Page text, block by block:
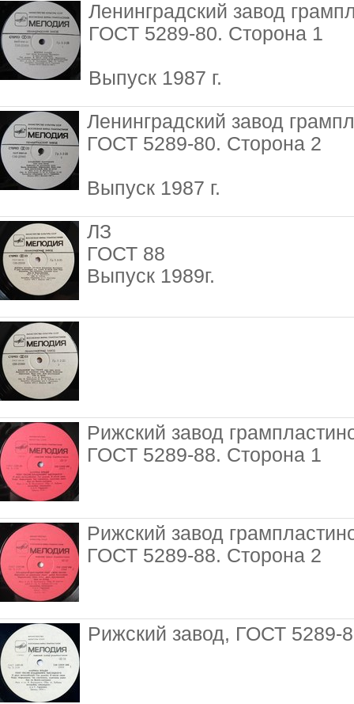
Ленинградский завод
ГОСТ 5289-80. Сторона 1
Выпуск 1987 г.
Ленинградский завод
ГОСТ 5289-80. Сторона 2
Выпуск 1987 г.
ЛЗ
ГОСТ 88
Выпуск 1989г.
Рижский завод
ГОСТ 5289-88. Сторона 1
Рижский завод
ГОСТ 5289-88. Сторона 2
Рижский завод, ГОСТ 5289-